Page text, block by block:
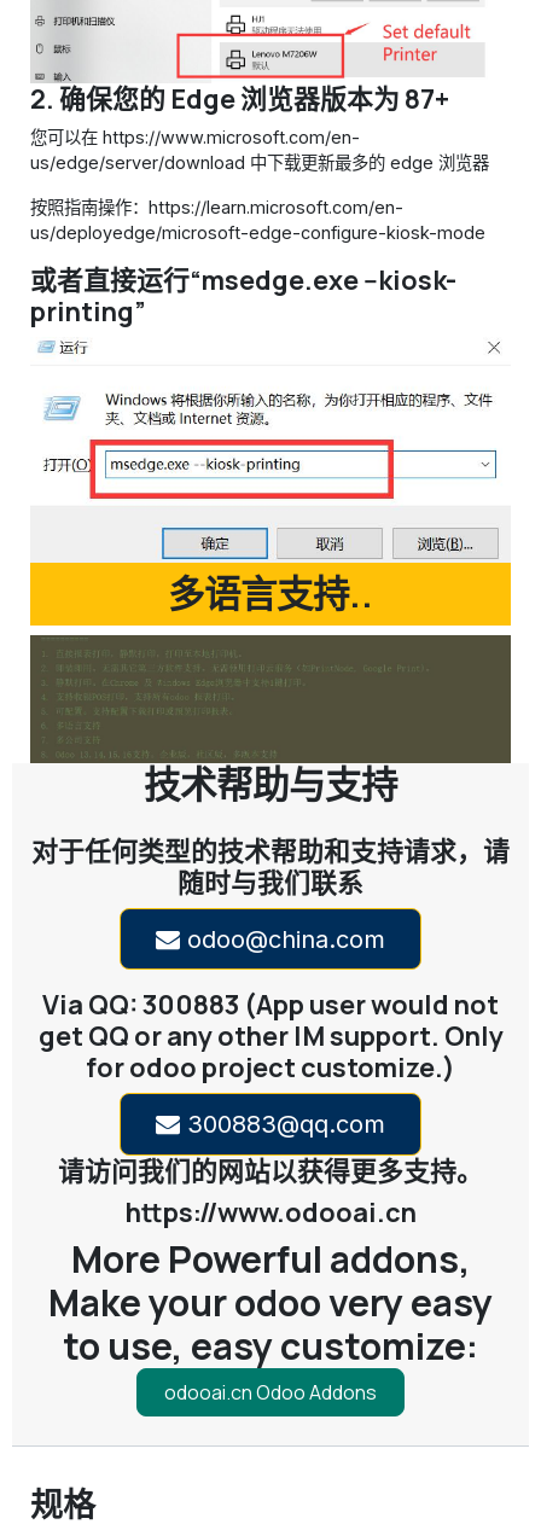
2. 确保您的 Edge 浏览器版本为 87+
您可以在 https://www.microsoft.com/en-
us/edge/server/download 中下载更新最多的 edge 浏览器
按照指南操作：https://learn.microsoft.com/en-
us/deployedge/microsoft-edge-configure-kiosk-mode
或者直接运行“msedge.exe --kiosk-
printing”
多语言支持..
技术帮助与支持
对于任何类型的技术帮助和支持请求，请
随时与我们联系
odoo@china.com
Via QQ: 300883 (App user would not
get QQ or any other IM support. Only
for odoo project customize.)
300883@qq.com
请访问我们的网站以获得更多支持。
https://www.odooai.cn
More Powerful addons,
Make your odoo very easy
to use, easy customize:
odooai.cn Odoo Addons
规格